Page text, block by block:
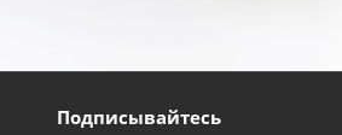
Подписывайтесь